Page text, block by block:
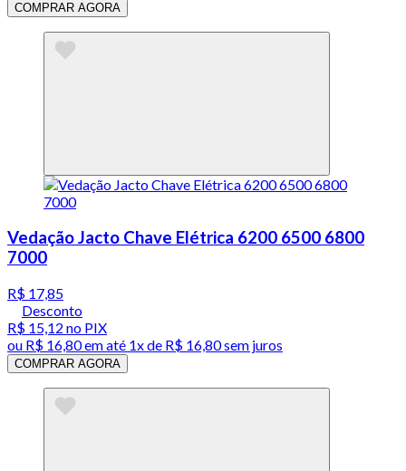
COMPRAR AGORA
Vedação Jacto Chave Elétrica 6200 6500 6800
7000
R$ 17,85
Desconto
R$ 15,12 no PIX
ou R$ 16,80em até 1x de R$ 16,80sem juros
COMPRAR AGORA